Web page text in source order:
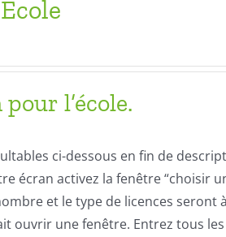
l’école.
ci-dessous en fin de
écran activez la fenêtre “choisir
et le type de licences
ouvrir une fenêtre. Entrez tous